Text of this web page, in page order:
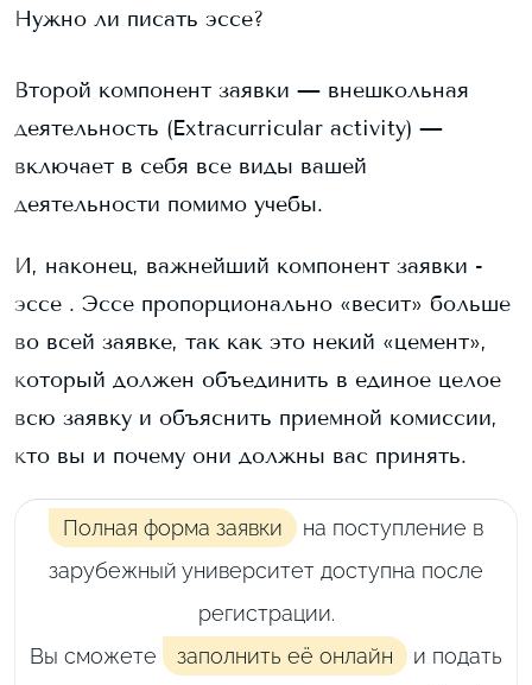
Нужно ли писать эссе?
Второй компонент заявки — внешкольная
деятельность (Extracurricular activity) —
включает в себя все виды вашей
деятельности помимо учебы.
И, наконец, важнейший компонент заявки -
эссе . Эссе пропорционально «весит» больше
во всей заявке, так как это некий «цемент»,
который должен объединить в единое целое
всю заявку и объяснить приемной комиссии,
кто вы и почему они должны вас принять.
Полная форма заявки
на поступление в
зарубежный университет доступна после
регистрации.
Вы сможете
заполнить её онлайн
и подать